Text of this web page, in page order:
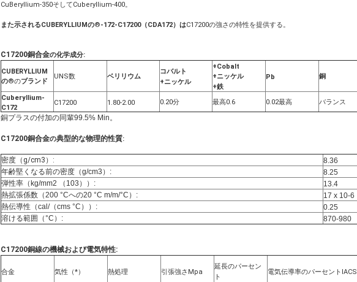
CuBeryllium-350そしてCuberyllium-400。
また示されるCUBERYLLIUMの®-172-C17200（CDA172）はC17200の強さの特性を提供する。
C17200銅合金の化学成分:
CUBERYLLIUM
の®のブランド
UNS数 ベリリウム
コバルト
+ニッケル
+Cobalt
+ニッケル
+鉄
Pb 銅
Cuberyllium-
C172
C17200 1.80-2.00 0.20分 最高0.6 0.02最高 バランス
銅プラスの付加の同輩99.5% Min。
C17200銅合金の典型的な物理的性質:
密度（g/cm3）:
8.36
年齢堅くなる前の密度（g/cm3）:
8.25
弾性率（kg/mm2 （103））:
13.4
熱拡張係数（200 °Cへの20 °C m/m/°C）:
17 x 10-6
熱伝導性（cal/（cms °C））:
0.25
溶ける範囲（°C）:
870-980
C17200銅線の機械および電気特性:
合金 気性（*） 熱処理 引張強さMpa
延長のパーセン
ト
電気伝導率のパーセントIACS